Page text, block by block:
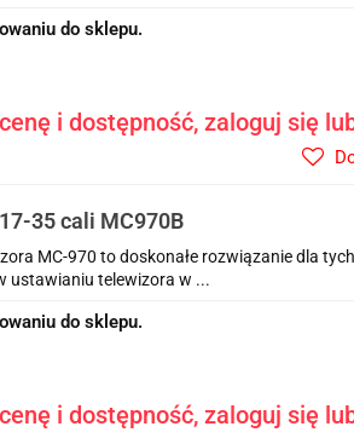
do sklepu.
i dostępność, zaloguj się
35 cali MC970B
MC-970 to doskonałe rozwiązanie dla
ustawianiu telewizora w ...
do sklepu.
i dostępność, zaloguj się